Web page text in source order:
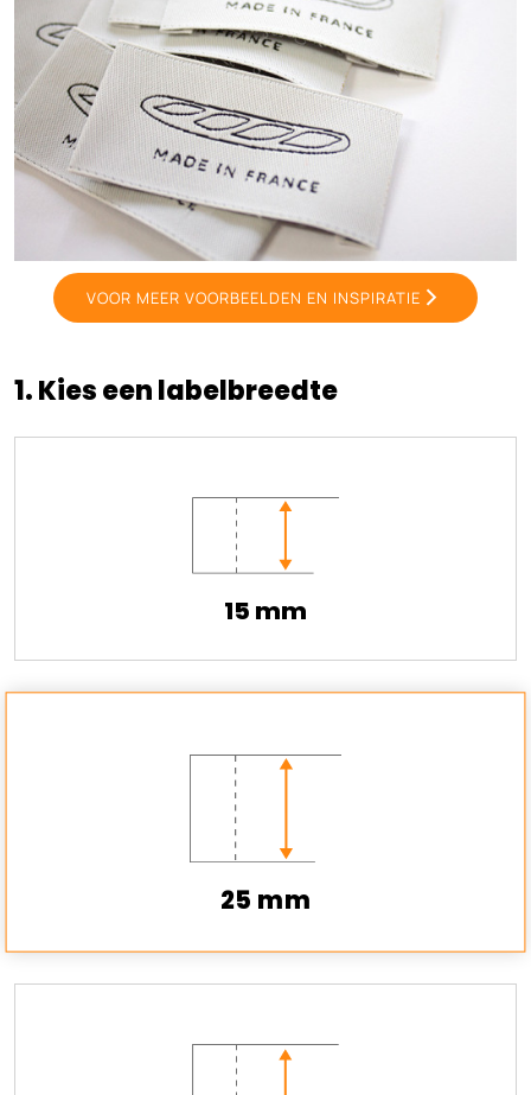
VOOR MEER VOORBEELDEN EN INSPIRATIE
1. Kies een labelbreedte
15 mm
25 mm